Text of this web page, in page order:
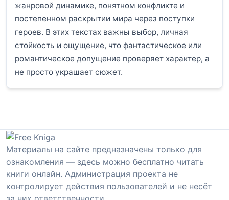
жанровой динамике, понятном конфликте и
постепенном раскрытии мира через поступки
героев. В этих текстах важны выбор, личная
стойкость и ощущение, что фантастическое или
романтическое допущение проверяет характер, а
не просто украшает сюжет.
Материалы на сайте предназначены только для
ознакомления — здесь можно бесплатно читать
книги онлайн. Администрация проекта не
контролирует действия пользователей и не несёт